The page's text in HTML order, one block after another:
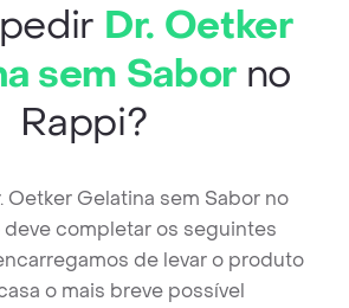
Dr. Oetker
sem Sabor no
Rappi?
Oetker Gelatina sem Sabor no
deve completar os seguintes
de levar o produto
o mais breve possível